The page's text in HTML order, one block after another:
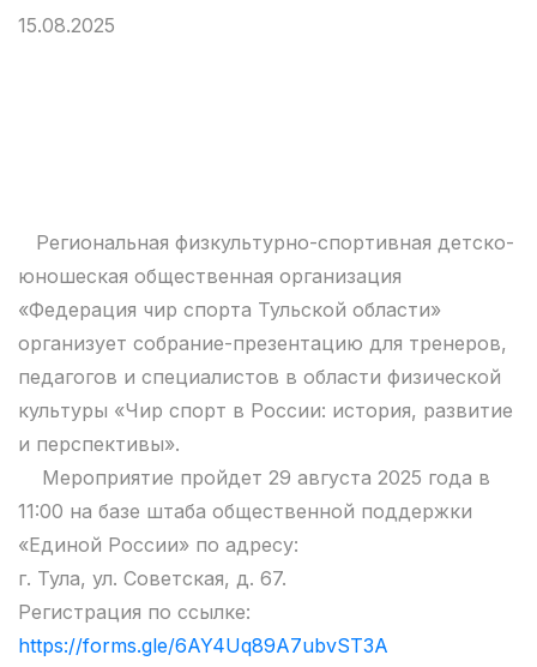
15.08.2025
Региональная физкультурно-спортивная детско-
юношеская общественная организация
«Федерация чир спорта Тульской области»
организует собрание-презентацию для тренеров,
педагогов и специалистов в области физической
культуры «Чир спорт в России: история, развитие
и перспективы».
Мероприятие пройдет 29 августа 2025 года в
11:00 на базе штаба общественной поддержки
«Единой России» по адресу:
г. Тула, ул. Советская, д. 67.
Регистрация по ссылке:
https://forms.gle/6AY4Uq89A7ubvST3A